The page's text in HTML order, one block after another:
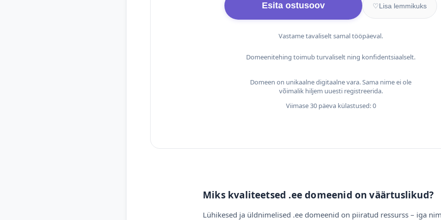
Esita ostusoov ♡Lisa lemmikuks
Vastame tavaliselt samal tööpäeval.
Domeenitehing toimub turvaliselt ning konfidentsiaalselt.
Domeen on unikaalne digitaalne vara. Sama nime ei ole
võimalik hiljem uuesti registreerida.
Viimase 30 päeva külastused: 0
Miks kvaliteetsed .ee domeenid on väärtuslikud?
Lühikesed ja üldnimelised .ee domeenid on piiratud ressurss – iga